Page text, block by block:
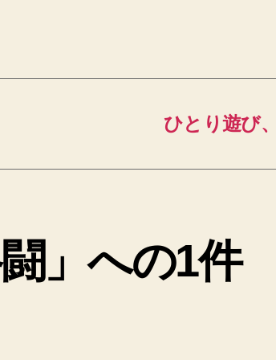
ひとり遊び
」への1件